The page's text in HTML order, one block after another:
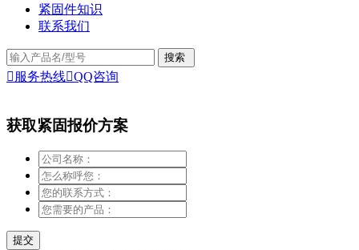
紧固件知识
联系我们
 服务热线QQ咨询
获取紧固报价方案